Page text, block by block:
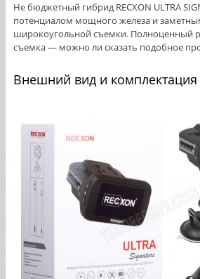
Не бюджетный гибрид RECXON ULTRA
потенциалом мощного железа и
широкоугольной съемки. Полноценный
съемка — можно ли сказать подобное
Внешний вид и комплектация